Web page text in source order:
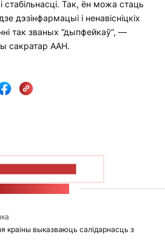
стабільнасці. Так, ён можа стаць
дэзінфармацыі і ненавісніцкіх
так званых “дыпфейкаў”, —
сакратар ААН.
краіны выказваюць салідарнасць з